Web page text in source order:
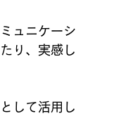
ュニケーシ
り、実感し
して活用し